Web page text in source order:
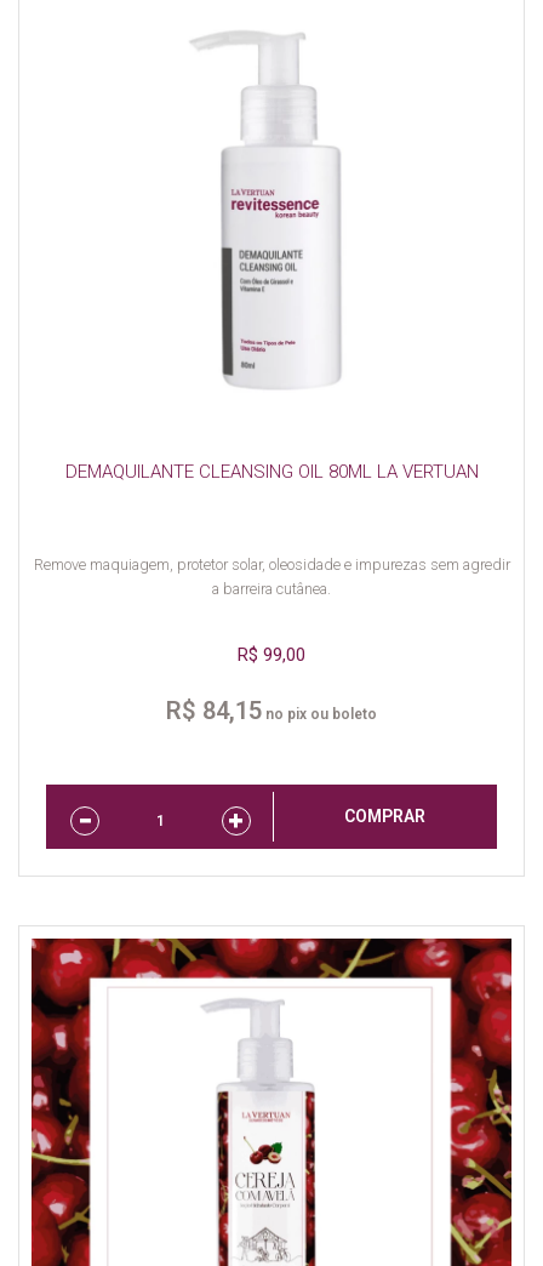
DEMAQUILANTE CLEANSING OIL 80ML LA VERTUAN
Remove maquiagem, protetor solar, oleosidade e impurezas sem agredir
a barreira cutânea.
R$ 99,00
R$ 84,15 no pix ou boleto
COMPRAR